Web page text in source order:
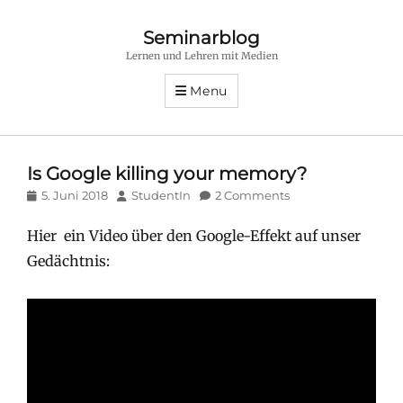
Seminarblog
Lernen und Lehren mit Medien
Menu
Is Google killing your memory?
Posted
5. Juni 2018 Author
StudentIn 2 Comments
Hier ein Video über den Google-Effekt auf unser
Gedächtnis: